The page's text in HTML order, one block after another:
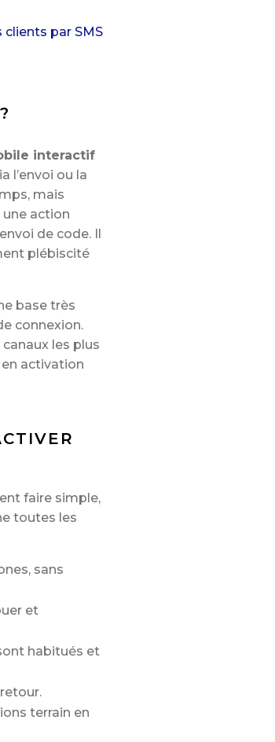
par SMS
interactif
l’envoi ou la
mais
action
de code. Il
plébiscité
base très
connexion.
canaux les plus
activation
faire simple,
toutes les
sans
et
habitués et
terrain en